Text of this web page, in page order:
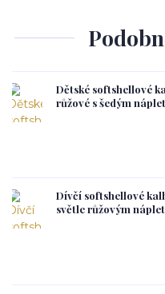
Dětské softshellové
růžové s šedým
Dívčí softshellové
světle růžovým